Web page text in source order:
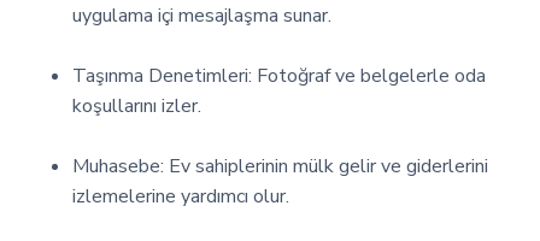
uygulama içi mesajlaşma sunar.
Taşınma Denetimleri: Fotoğraf ve belgelerle oda
koşullarını izler.
Muhasebe: Ev sahiplerinin mülk gelir ve giderlerini
izlemelerine yardımcı olur.